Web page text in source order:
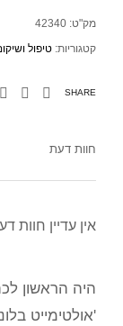
מק"ט: 42340
קטגוריות: טיפול
SHARE
חוות דעת
אין עדיין חוות
היה הראשון
'אולטימייט